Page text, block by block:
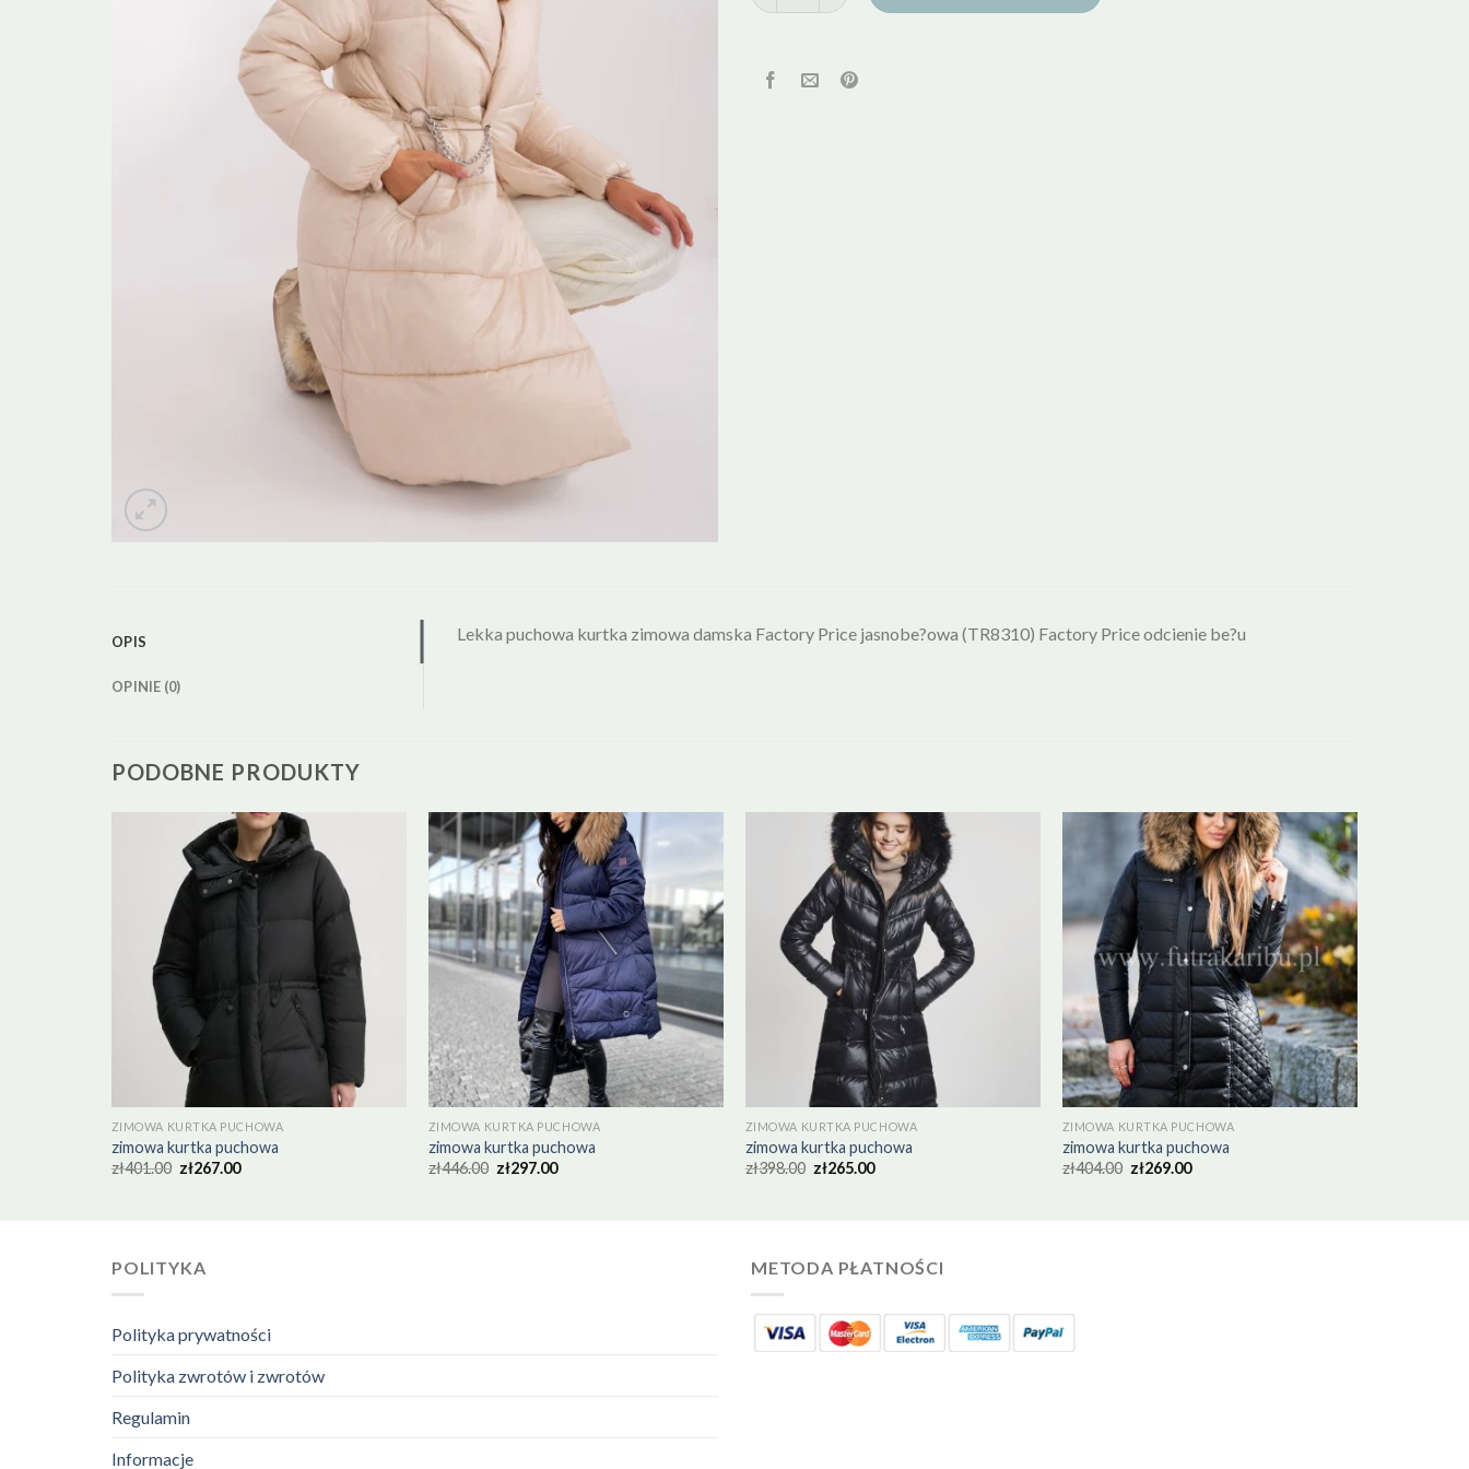
OPIS
OPINIE (0)
Lekka puchowa kurtka zimowa damska Factory Price jasnobe?owa (TR8310) Factory Price odcienie be?u
PODOBNE PRODUKTY
ZIMOWA KURTKA PUCHOWA
zimowa kurtka puchowa
zł401.00 zł267.00
ZIMOWA KURTKA PUCHOWA
zimowa kurtka puchowa
zł446.00 zł297.00
ZIMOWA KURTKA PUCHOWA
zimowa kurtka puchowa
zł398.00 zł265.00
ZIMOWA KURTKA PUCHOWA
zimowa kurtka puchowa
zł404.00 zł269.00
POLITYKA
Polityka prywatności
Polityka zwrotów i zwrotów
Regulamin
Informacje
METODA PŁATNOŚCI